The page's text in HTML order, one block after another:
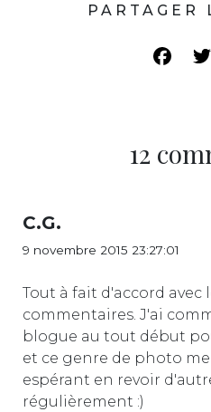
PARTAGER
12
C.G.
9 novembre 2015 23:27:01
Tout à fait d'accord avec
commentaires. J'ai
blogue au tout début
et ce genre de photo
espérant en revoir
régulièrement :)